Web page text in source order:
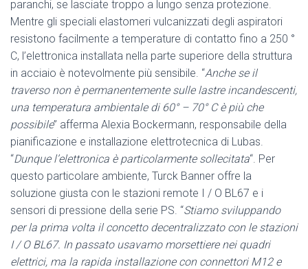
paranchi, se lasciate troppo a lungo senza protezione.
Mentre gli speciali elastomeri vulcanizzati degli aspiratori
resistono facilmente a temperature di contatto fino a 250 °
C, l’elettronica installata nella parte superiore della struttura
in acciaio è notevolmente più sensibile. “Anche se il
traverso non è permanentemente sulle lastre incandescenti,
una temperatura ambientale di 60° – 70° C è più che
possibile” afferma Alexia Bockermann, responsabile della
pianificazione e installazione elettrotecnica di Lubas.
“Dunque l’elettronica è particolarmente sollecitata“. Per
questo particolare ambiente, Turck Banner offre la
soluzione giusta con le stazioni remote I / O BL67 e i
sensori di pressione della serie PS. “Stiamo sviluppando
per la prima volta il concetto decentralizzato con le stazioni
I / O BL67. In passato usavamo morsettiere nei quadri
elettrici, ma la rapida installazione con connettori M12 e